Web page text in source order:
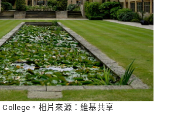
College。相片來源：維基共享